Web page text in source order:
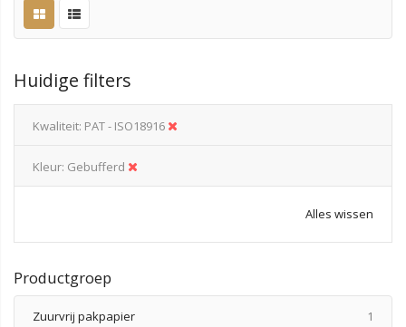
Huidige filters
Kwaliteit PAT - ISO18916
Kleur Gebufferd
Alles wissen
Productgroep
Zuurvrij pakpapier 1